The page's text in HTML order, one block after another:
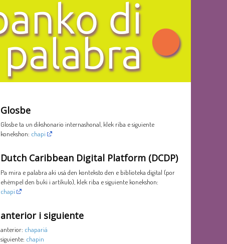
Glosbe
Glosbe ta un dikshonario internashonal, klek riba e siguiente
konekshon: chapi
Dutch Caribbean Digital Platform (DCDP)
Pa mira e palabra aki usá den konteksto den e biblioteka digital (por
ehèmpel den buki i artíkulo), klek riba e siguiente konekshon:
chapi
anterior i siguiente
anterior: chapariá
siguiente: chapin